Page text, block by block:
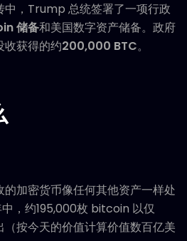
中，Trump 总统签署了一项行政
储备和美国数字资产储备。政府
收获得的约200,000 BTC。
加密货币像任何其他资产一样处
，约195,000枚 bitcoin 以仅
按今天的价值计算价值数百亿美